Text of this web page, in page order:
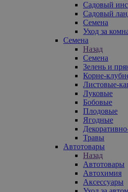
Садовый
Садовый
Семена
Уход за
Семена
Назад
Семена
Зелень и
Корне-
Листовые-
Луковые
Бобовые
Плодовые
Ягодные
Травы
Автотовары
Назад
Автотовары
Автохимия
Аксессуары